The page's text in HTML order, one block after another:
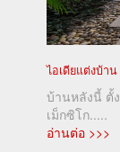
ไอเดียแต่งบ้าน
บ้านหลังนี้ ตั้ง
เม็กซิโก.....
อ่านต่อ >>>